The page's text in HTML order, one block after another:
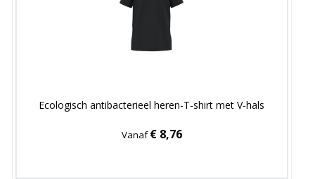
Ecologisch antibacterieel heren-T-shirt met V-hals
Vanaf€ 8,76